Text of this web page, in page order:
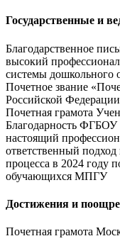
Государственные и
Благодарственное
высокий
системы дошкольного
Почетное звание
Российской
Почетная грамота
Благодарность
настоящий
ответственный подход
процесса в 2024 году
обучающихся МПГУ
Достижения и
Почетная грамота